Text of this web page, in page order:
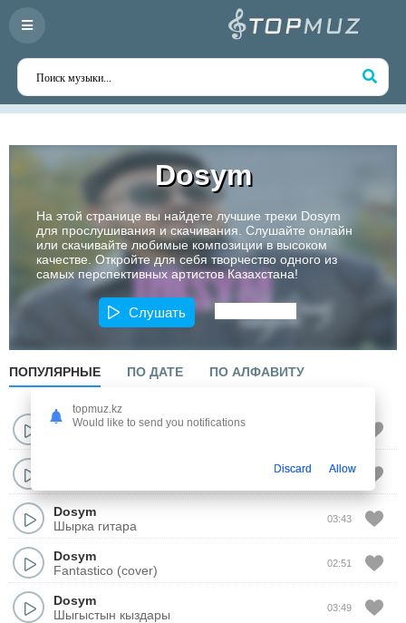
Dosym
На этой странице вы найдете лучшие треки Dosym
для прослушивания и скачивания. Слушайте онлайн
или скачивайте любимые композиции в высоком
качестве. Откройте для себя творчество одного из
самых перспективных артистов Казахстана!
Слушать
ПОПУЛЯРНЫЕ ПО ДАТЕ ПО АЛФАВИТУ
2Rar
02:56
Dosym
Шырка гитара
03:43
Dosym
Fantastico (cover)
02:51
Dosym
Шыгыстын кыздары
03:49
topmuz.kz
Would like to send you notifications
Discard Allow